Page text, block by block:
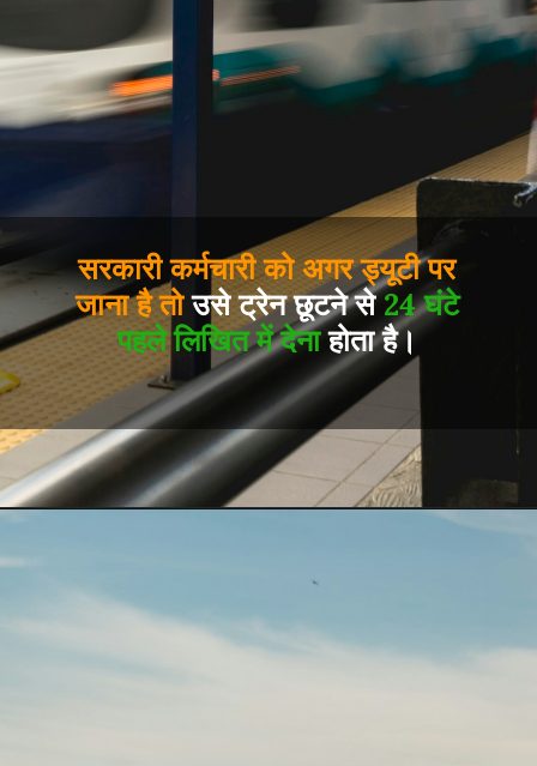
सरकारी कर्मचारी को अगर ड्यूटी पर
जाना है तोउसे ट्रेन छूटने से24 घंटे
पहले लिखित में देनाहोता है।